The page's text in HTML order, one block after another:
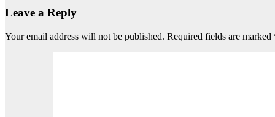
Leave a Reply
Your email address will not be published. Required fields are marked